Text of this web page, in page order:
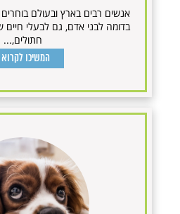
אנשים רבים בארץ ובעולם
בדומה לבני אדם, גם לבעלי חיים
חתולים,...
המשיכו לקרוא